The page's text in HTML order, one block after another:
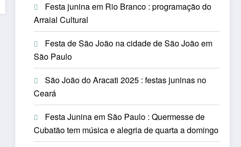
Festa junina em Rio Branco : programação do
Arraial Cultural
Festa de São João na cidade de São João em
São Paulo
São João do Aracati 2025 : festas juninas no
Ceará
Festa Junina em São Paulo : Quermesse de
Cubatão tem música e alegria de quarta a domingo